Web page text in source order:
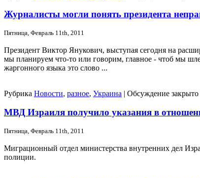
Журналисты могли понять президента
Пятница, Февраль 11th, 2011
Президент Виктор Янукович, выступая сегодня на
мы планируем что-то или говорим, главное - чтоб мы
жаргонного языка это слово ...
Рубрика Новости, разное, Украина | Обсуждение закрыто
МВД Израиля получило указания в
Пятница, Февраль 11th, 2011
Миграционный отдел министерства внутренних дел
полиции.